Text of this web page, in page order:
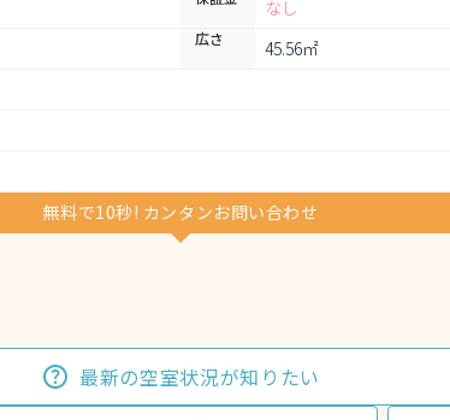
なし
広さ 45.56㎡
無料で10秒! カンタンお問い合わせ
最新の空室状況が知りたい